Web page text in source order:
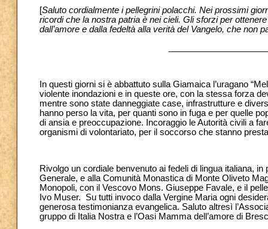
[Saluto cordialmente i pellegrini polacchi. Nei prossimi
ricordi che la nostra patria è nei cieli. Gli sforzi per
dall’amore e dalla fedeltà alla verità del Vangelo, che non
In questi giorni si è abbattuto sulla Giamaica l’uragano
violente inondazioni e in queste ore, con la stessa forza
mentre sono state danneggiate case, infrastrutture e
hanno perso la vita, per quanti sono in fuga e per quelle
di ansia e preoccupazione. Incoraggio le Autorità civili a
organismi di volontariato, per il soccorso che stanno
Rivolgo un cordiale benvenuto ai fedeli di lingua italiana,
Generale, e alla Comunità Monastica di Monte Oliveto
Monopoli, con il Vescovo Mons. Giuseppe Favale, e il
Ivo Muser.
Su tutti invoco dalla Vergine Maria ogni
generosa testimonianza evangelica. Saluto altresì
gruppo di Italia Nostra e l’Oasi Mamma dell’amore di